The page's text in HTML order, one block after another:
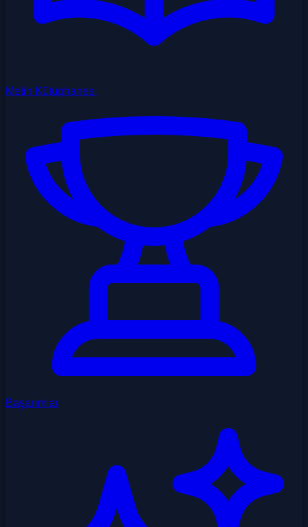
Metin Kütüphanesi
Başarımlar